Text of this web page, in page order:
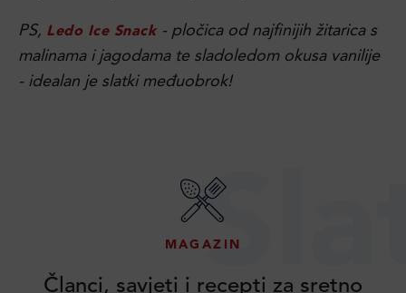
PS, Ledo Ice Snack - pločica od najfinijih žitarica s
malinama i jagodama te sladoledom okusa vanilije
- idealan je slatki međuobrok!
MAGAZIN
Članci, savjeti i recepti za sretno